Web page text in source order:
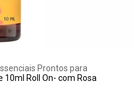
Prontos para
10ml Roll On- com Rosa